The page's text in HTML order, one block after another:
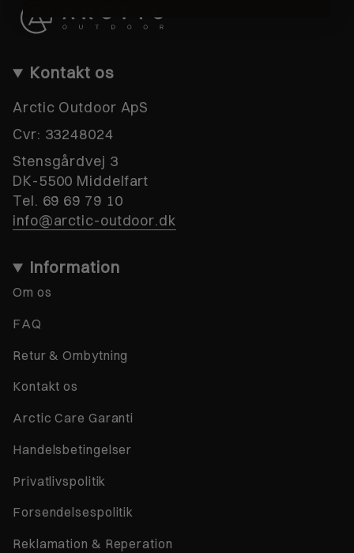
Kontakt os
Arctic Outdoor ApS
Cvr: 33248024
Stensgårdvej 3
DK-5500 Middelfart
Tel. 69 69 79 10
info@arctic-outdoor.dk
Information
Om os
FAQ
Retur & Ombytning
Kontakt os
Arctic Care Garanti
Handelsbetingelser
Privatlivspolitik
Forsendelsespolitik
Reklamation & Reperation